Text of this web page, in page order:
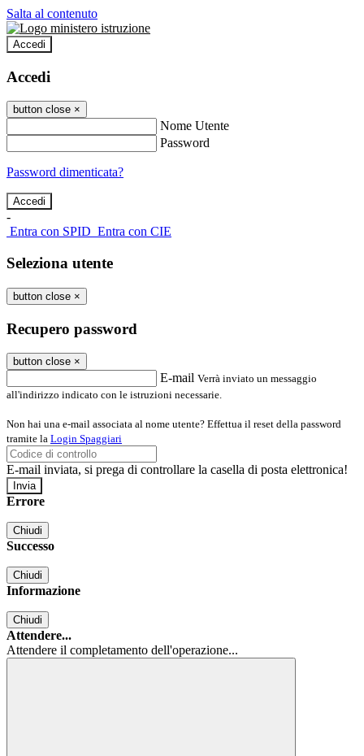
Salta al contenuto
Accedi
Accedi
button close ×
Nome Utente
Password
Password dimenticata?
-
Entra con SPID Entra con CIE
Seleziona utente
button close ×
Recupero password
button close ×
E-mail Verrà inviato un messaggio
all'indirizzo indicato con le istruzioni necessarie.
Non hai una e-mail associata al nome utente? Effettua il reset della password
tramite la Login Spaggiari
E-mail inviata, si prega di controllare la casella di posta elettronica!
Errore
Chiudi
Successo
Chiudi
Informazione
Chiudi
Attendere...
Attendere il completamento dell'operazione...